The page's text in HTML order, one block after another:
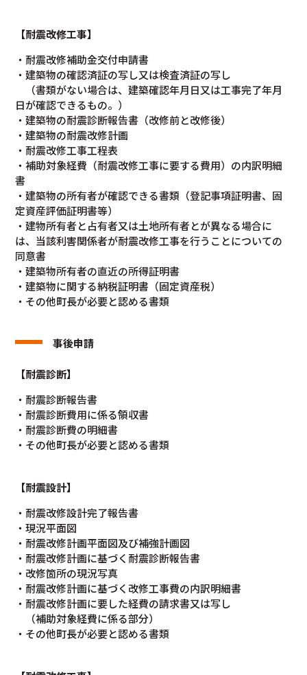
【耐震改修工事】
・耐震改修補助金交付申請書
・建築物の確認済証の写し又は検査済証の写し
（書類がない場合は、建築確認年月日又は工事完了年月
日が確認できるもの。）
・建築物の耐震診断報告書（改修前と改修後）
・建築物の耐震改修計画
・耐震改修工事工程表
・補助対象経費（耐震改修工事に要する費用）の内訳明細
書
・建築物の所有者が確認できる書類（登記事項証明書、固
定資産評価証明書等）
・建物所有者と占有者又は土地所有者とが異なる場合に
は、当該利害関係者が耐震改修工事を行うことについての
同意書
・建築物所有者の直近の所得証明書
・建築物に関する納税証明書（固定資産税）
・その他町長が必要と認める書類
事後申請
【耐震診断】
・耐震診断報告書
・耐震診断費用に係る領収書
・耐震診断費の明細書
・その他町長が必要と認める書類
【耐震設計】
・耐震改修設計完了報告書
・現況平面図
・耐震改修計画平面図及び補強計画図
・耐震改修計画に基づく耐震診断報告書
・改修箇所の現況写真
・耐震改修計画に基づく改修工事費の内訳明細書
・耐震改修計画に要した経費の請求書又は写し
（補助対象経費に係る部分）
・その他町長が必要と認める書類